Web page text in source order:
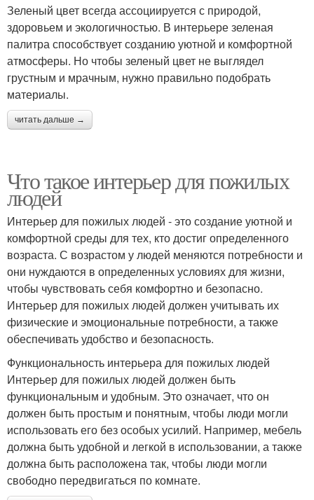
Зеленый цвет всегда ассоциируется с природой,
здоровьем и экологичностью. В интерьере зеленая
палитра способствует созданию уютной и комфортной
атмосферы. Но чтобы зеленый цвет не выглядел
грустным и мрачным, нужно правильно подобрать
материалы.
читать дальше →
Что такое интерьер для пожилых
людей
Интерьер для пожилых людей - это создание уютной и
комфортной среды для тех, кто достиг определенного
возраста. С возрастом у людей меняются потребности и
они нуждаются в определенных условиях для жизни,
чтобы чувствовать себя комфортно и безопасно.
Интерьер для пожилых людей должен учитывать их
физические и эмоциональные потребности, а также
обеспечивать удобство и безопасность.
Функциональность интерьера для пожилых людей
Интерьер для пожилых людей должен быть
функциональным и удобным. Это означает, что он
должен быть простым и понятным, чтобы люди могли
использовать его без особых усилий. Например, мебель
должна быть удобной и легкой в использовании, а также
должна быть расположена так, чтобы люди могли
свободно передвигаться по комнате.